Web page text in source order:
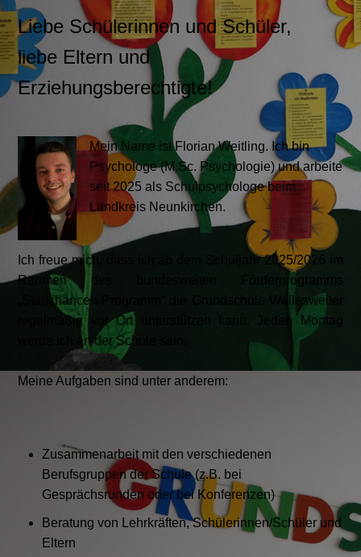
Liebe Schülerinnen und Schüler,
liebe Eltern und
Erziehungsberechtigte!
Mein Name ist Florian Weitling. Ich bin
Psychologe (M.Sc. Psychologie) und arbeite
seit 2025 als Schulpsychologe beim
Landkreis Neunkirchen.
Ich freue mich, dass ich ab dem Schuljahr 2025/2026 im
Rahmen des bundesweiten Förderprogramms
„Startchancen-Programm“ die Grundschule Wellesweiler
regelmäßig vor Ort unterstützen kann.
Jeden Montag
werde ich an der Schule sein.
Meine Aufgaben sind unter anderem:
Zusammenarbeit mit den verschiedenen
Berufsgruppen der Schule (z.B. bei
Gesprächsrunden oder bei Konferenzen)
Beratung von Lehrkräften, Schülerinnen/Schüler und
Eltern